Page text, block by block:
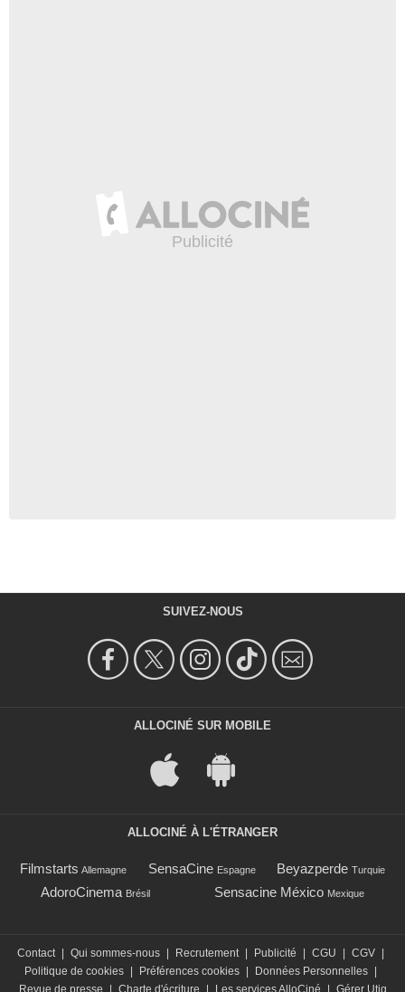
SUIVEZ-NOUS
ALLOCINÉ SUR MOBILE
ALLOCINÉ À L'ÉTRANGER
Filmstarts Allemagne SensaCine Espagne Beyazperde Turquie
AdoroCinema Brésil Sensacine México Mexique
Contact Qui sommes-nous Recrutement Publicité CGU CGV
Politique de cookies
Préférences cookies Données Personnelles